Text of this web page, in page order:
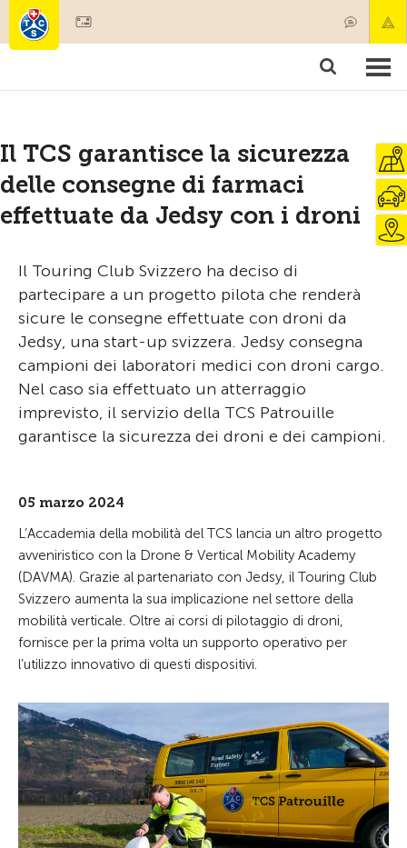
Societariato & prestazioni
Il TCS garantisce la sicurezza
delle consegne di farmaci
effettuate da Jedsy con i droni
Il Touring Club Svizzero ha deciso di
partecipare a un progetto pilota che renderà
sicure le consegne effettuate con droni da
Jedsy, una start-up svizzera. Jedsy consegna
campioni dei laboratori medici con droni cargo.
Nel caso sia effettuato un atterraggio
imprevisto, il servizio della TCS Patrouille
garantisce la sicurezza dei droni e dei campioni.
05 marzo 2024
L’Accademia della mobilità del TCS lancia un altro progetto
avveniristico con la Drone & Vertical Mobility Academy
(DAVMA). Grazie al partenariato con Jedsy, il Touring Club
Svizzero aumenta la sua implicazione nel settore della
mobilità verticale. Oltre ai corsi di pilotaggio di droni,
fornisce per la prima volta un supporto operativo per
l’utilizzo innovativo di questi dispositivi.